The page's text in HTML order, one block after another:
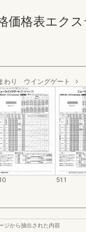
価格表エク
わり ウイングゲート
511
ジから抽出された内容